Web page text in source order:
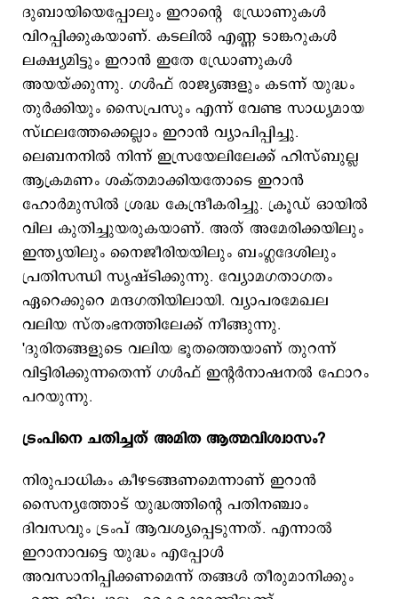
ദുബായിയെപ്പോലും ഇറാന്‍റെ ഡ്രോണുകള്‍
വിറപ്പിക്കുകയാണ്. കടലില്‍ എണ്ണ ടാങ്കറുകള്‍
ലക്ഷ്യമിട്ടും ഇറാന്‍ ഇതേ ഡ്രോണുകള്‍
അയയ്ക്കുന്നു. ഗള്‍ഫ് രാജ്യങ്ങളും കടന്ന് യുദ്ധം
തുര്‍ക്കിയും സൈപ്രസും എന്ന് വേണ്ട സാധ്യമായ
സ്ഥലത്തേക്കെല്ലാം ഇറാന്‍ വ്യാപിപ്പിച്ചു.
ലെബനനില്‍ നിന്ന് ഇസ്രയേലിലേക്ക് ഹിസ്ബുല്ല
ആക്രമണം ശക്തമാക്കിയതോടെ ഇറാന്‍
ഹോര്‍മുസില്‍ ശ്രദ്ധ കേന്ദ്രീകരിച്ചു. ക്രൂഡ് ഓയില്‍
വില കുതിച്ചുയരുകയാണ്. അത് അമേരിക്കയിലും
ഇന്ത്യയിലും നൈജീരിയയിലും ബംഗ്ലദേശിലും
പ്രതിസന്ധി സൃഷ്ടിക്കുന്നു. വ്യോമഗതാഗതം
ഏറെക്കുറെ മന്ദഗതിയിലായി. വ്യാപരമേഖല
വലിയ സ്തംഭനത്തിലേക്ക് നീങ്ങുന്നു.
'ദുരിതങ്ങളുടെ വലിയ ഭൂതത്തെയാണ് തുറന്ന്
വിട്ടിരിക്കുന്നതെന്ന് ഗള്‍ഫ് ഇന്‍റര്‍നാഷനല്‍ ഫോറം
പറയുന്നു.
ട്രംപിനെ ചതിച്ചത് അമിത ആത്മവിശ്വാസം?
നിരുപാധികം കീഴടങ്ങണമെന്നാണ് ഇറാന്‍
സൈന്യത്തോട് യുദ്ധത്തിന്‍റെ പതിനഞ്ചാം
ദിവസവും ട്രംപ് ആവശ്യപ്പെടുന്നത്. എന്നാല്‍
ഇറാനാവട്ടെ യുദ്ധം എപ്പോള്‍
അവസാനിപ്പിക്കണമെന്ന് തങ്ങള്‍ തീരുമാനിക്കും